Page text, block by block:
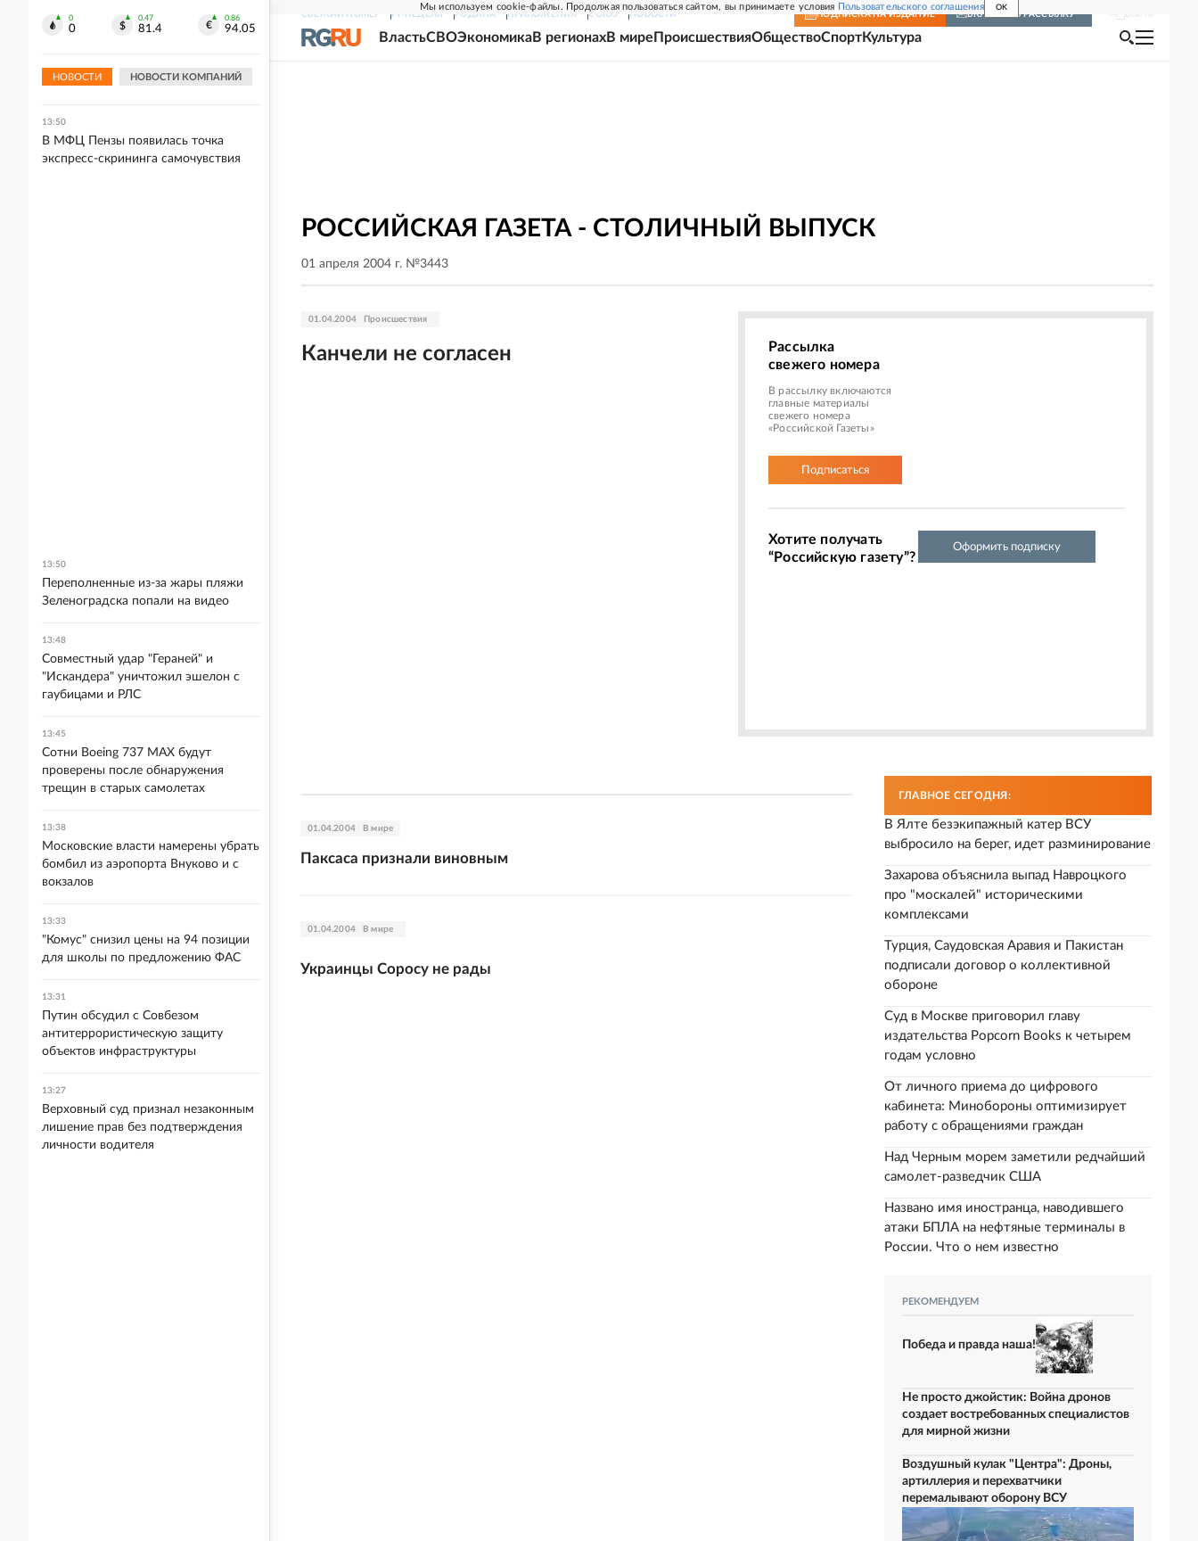
Мы используем cookie-файлы. Продолжая пользоваться сайтом, вы принимаете условия Пользовательского соглашения OK
СВЕЖИЙ НОМЕР РГ-НЕДЕЛЯ РОДИНА ПРИЛОЖЕНИЯ СОЮЗ НОВОСТИ ПОДПИСКА НА ИЗДАНИЕ ВКЛЮЧИТЬ РАССЫЛКУ
ВластьСВОЭкономикаВ регионахВ мире ПроисшествияОбществоСпортКультура
РОССИЙСКАЯ ГАЗЕТА - СТОЛИЧНЫЙ ВЫПУСК
01 апреля 2004 г. №3443
01.04.2004 Происшествия
Канчели не согласен
Рассылка
свежего номера
В рассылку включаются
главные материалы
свежего номера
«Российской Газеты»
Подписаться
Хотите получать
“Российскую газету”?
Оформить подписку
01.04.2004 В мире
Паксаса признали виновным
01.04.2004 В мире
Украинцы Соросу не рады
ГЛАВНОЕ СЕГОДНЯ:
В Ялте безэкипажный катер ВСУ
выбросило на берег, идет разминирование
Захарова объяснила выпад Навроцкого
про "москалей" историческими
комплексами
Турция, Саудовская Аравия и Пакистан
подписали договор о коллективной
обороне
Суд в Москве приговорил главу
издательства Popcorn Books к четырем
годам условно
От личного приема до цифрового
кабинета: Минобороны оптимизирует
работу с обращениями граждан
Над Черным морем заметили редчайший
самолет-разведчик США
Названо имя иностранца, наводившего
атаки БПЛА на нефтяные терминалы в
России. Что о нем известно
РЕКОМЕНДУЕМ
Победа и правда наша!
Не просто джойстик: Война дронов
создает востребованных специалистов
для мирной жизни
Воздушный кулак "Центра": Дроны,
артиллерия и перехватчики
перемалывают оборону ВСУ
0
0
0.47
81.4
0.86
94.05
НОВОСТИ НОВОСТИ КОМПАНИЙ
Боевик украинского нацбатальона
предстанет перед судом в Луганске
13:50
В МФЦ Пензы появилась точка
экспресс-скрининга самочувствия
13:50
Переполненные из-за жары пляжи
Зеленоградска попали на видео
13:48
Совместный удар "Гераней" и
"Искандера" уничтожил эшелон с
гаубицами и РЛС
13:45
Сотни Boeing 737 MAX будут
проверены после обнаружения
трещин в старых самолетах
13:38
Московские власти намерены убрать
бомбил из аэропорта Внуково и с
вокзалов
13:33
"Комус" снизил цены на 94 позиции
для школы по предложению ФАС
13:31
Путин обсудил с Совбезом
антитеррористическую защиту
объектов инфраструктуры
13:27
Верховный суд признал незаконным
лишение прав без подтверждения
личности водителя